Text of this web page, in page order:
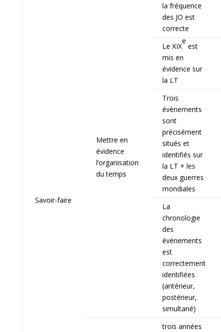
Savoir-faire
Mettre en
évidence
l’organisation
du temps
la fréquence
des JO est
correcte
Le XIX
e
est
mis en
évidence sur
la LT
Trois
évènements
sont
précisément
situés et
identifiés sur
la LT + les
deux guerres
mondiales
La
chronologie
des
évènements
est
correctement
identifiées
(antérieur,
postérieur,
simultané)
trois années